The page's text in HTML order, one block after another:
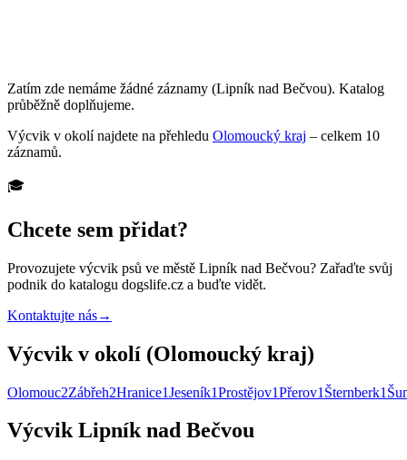
Zatím zde nemáme žádné záznamy (Lipník nad Bečvou). Katalog
průběžně doplňujeme.
Výcvik v okolí najdete na přehledu Olomoucký kraj – celkem 10
záznamů.
🎓
Chcete sem přidat?
Provozujete výcvik psů ve městě Lipník nad Bečvou? Zařaďte svůj
podnik do katalogu dogslife.cz a buďte vidět.
Kontaktujte nás→
Výcvik v okolí (Olomoucký kraj)
Olomouc2Zábřeh2Hranice1Jeseník1Prostějov1Přerov1 Šternberk1
Výcvik Lipník nad Bečvou